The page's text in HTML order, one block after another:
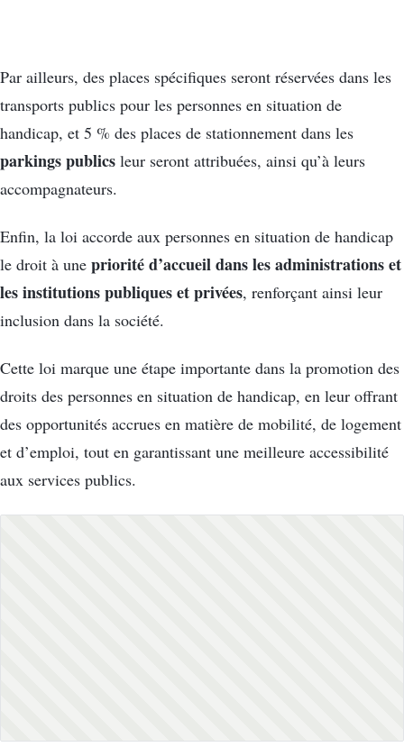
Par ailleurs, des places spécifiques seront réservées dans les
transports publics pour les personnes en situation de
handicap, et 5 % des places de stationnement dans les
parkings publics leur seront attribuées, ainsi qu’à leurs
accompagnateurs.
Enfin, la loi accorde aux personnes en situation de handicap
le droit à une priorité d’accueil dans les administrationset
les institutions publiques et privées, renforçant ainsi leur
inclusion dans la société.
Cette loi marque une étape importante dans la promotion des
droits des personnes en situation de handicap, en leur offrant
des opportunités accrues en matière de mobilité, de logement
et d’emploi, tout en garantissant une meilleure accessibilité
aux services publics.